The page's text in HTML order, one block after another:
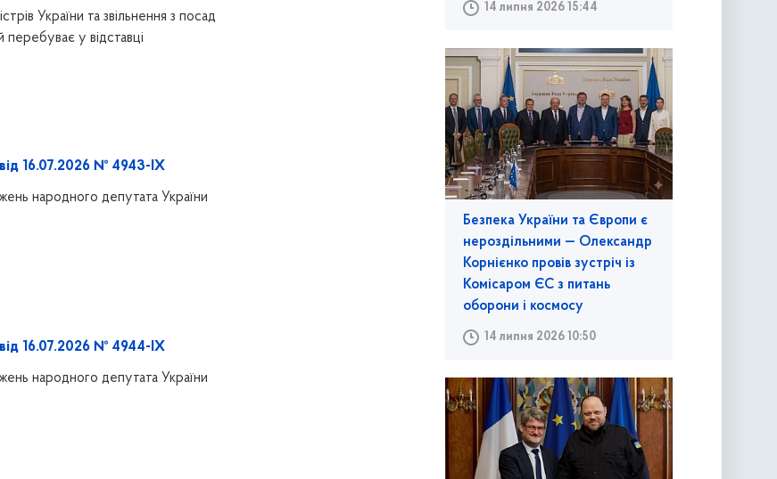
України та звільнення з посад
перебуває у відставці
від 16.07.2026 № 4943-IX
народного депутата України
16.07.2026 № 4944-IX
народного депутата України
14 липня 2026 15:44
Безпека України та Європи є
нероздільними — Олександр
Корнієнко провів зустріч із
Комісаром ЄС з питань
оборони і космосу
14 липня 2026 10:50